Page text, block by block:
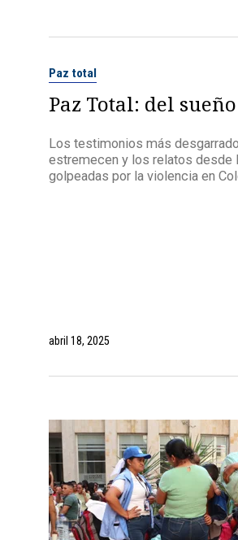
Paz total
Paz Total: del
Los testimonios más
estremecen y los relatos desde
golpeadas por la violencia en
abril 18, 2025